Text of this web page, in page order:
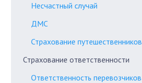
Несчастный случай
ДМС
Страхование путешественников
Страхование ответственности
Ответственность перевозчиков